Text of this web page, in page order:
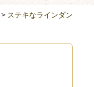
> ステキなラインダン